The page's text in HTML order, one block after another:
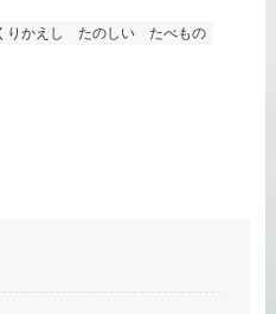
りかえし たのしい
たべもの